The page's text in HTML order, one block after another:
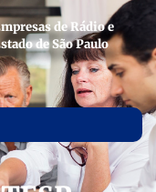
de Rádio e
de São Paulo